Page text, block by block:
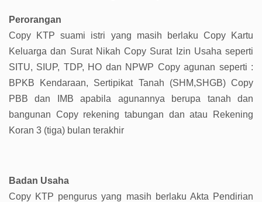
Perorangan
Copy KTP suami istri yang masih berlaku Copy Kartu
Keluarga dan Surat Nikah Copy Surat Izin Usaha seperti
SITU, SIUP, TDP, HO dan NPWP Copy agunan seperti :
BPKB Kendaraan, Sertipikat Tanah (SHM,SHGB) Copy
PBB dan IMB apabila agunannya berupa tanah dan
bangunan Copy rekening tabungan dan atau Rekening
Koran 3 (tiga) bulan terakhir
Badan Usaha
Copy KTP pengurus yang masih berlaku Akta Pendirian